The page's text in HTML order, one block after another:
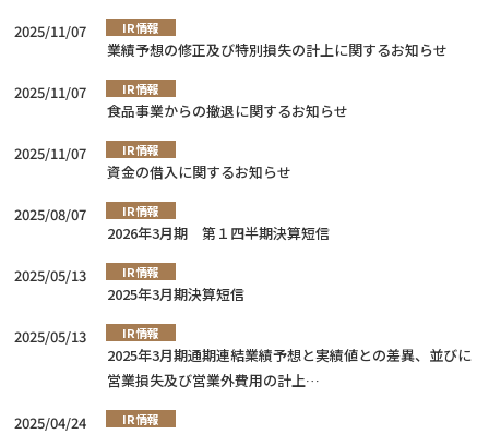
2025/11/07 IR情報
業績予想の修正及び特別損失の計上に関するお知らせ
2025/11/07 IR情報
食品事業からの撤退に関するお知らせ
2025/11/07 IR情報
資金の借入に関するお知らせ
2025/08/07 IR情報
2026年3月期 第１四半期決算短信
2025/05/13 IR情報
2025年3月期決算短信
2025/05/13 IR情報
2025年3月期通期連結業績予想と実績値との差異、並びに
営業損失及び営業外費用の計上…
2025/04/24 IR情報